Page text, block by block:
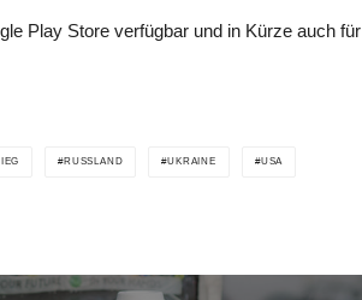
Play Store verfügbar und in Kürze auch für
RUSSLAND UKRAINE USA